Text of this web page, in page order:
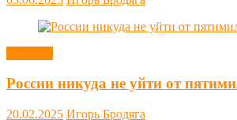
России никуда не уйти от
20.02.2025 Игорь Бродяга